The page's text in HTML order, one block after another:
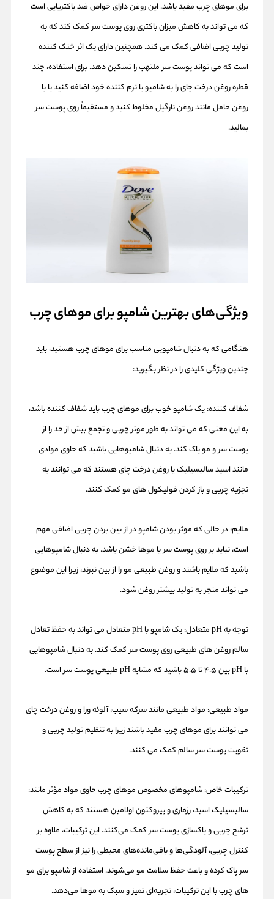
برای موهای چرب مفید باشد. این روغن دارای خواص ضد باکتریایی است
که می تواند به کاهش میزان باکتری روی پوست سر کمک کند که به
تولید چربی اضافی کمک می کند. همچنین دارای یک اثر خنک کننده
است که می تواند پوست سر ملتهب را تسکین دهد. برای استفاده، چند
قطره روغن درخت چای را به شامپو یا نرم کننده خود اضافه کنید یا با
روغن حامل مانند روغن نارگیل مخلوط کنید و مستقیماً روی پوست سر
بمالید.
ویژگی‌های بهترین شامپو برای موهای چرب
هنگامی که به دنبال شامپویی مناسب برای موهای چرب هستید، باید
چندین ویژگی کلیدی را در نظر بگیرید:
شفاف کننده: یک شامپو خوب برای موهای چرب باید شفاف کننده باشد،
به این معنی که می تواند به طور موثر چربی و تجمع بیش از حد را از
پوست سر و مو پاک کند. به دنبال شامپوهایی باشید که حاوی موادی
مانند اسید سالیسیلیک یا روغن درخت چای هستند که می توانند به
تجزیه چربی و باز کردن فولیکول های مو کمک کنند.
ملایم: در حالی که موثر بودن شامپو در از بین بردن چربی اضافی مهم
است، نباید بر روی پوست سر یا موها خشن باشد. به دنبال شامپوهایی
باشید که ملایم باشند و روغن طبیعی مو را از بین نبرند، زیرا این موضوع
می تواند منجر به تولید بیشتر روغن شود.
توجه به pH متعادل: یک شامپو با pH متعادل می تواند به حفظ تعادل
سالم روغن های طبیعی روی پوست سر کمک کند. به دنبال شامپوهایی
با pH بین 4.5 تا 5.5 باشید که مشابه pH طبیعی پوست سر است.
مواد طبیعی: مواد طبیعی مانند سرکه سیب، آلوئه ورا و روغن درخت چای
می توانند برای موهای چرب مفید باشند زیرا به تنظیم تولید چربی و
تقویت پوست سر سالم کمک می کنند.
ترکیبات خاص: شامپوهای مخصوص موهای چرب حاوی مواد مؤثر مانند:
سالیسیلیک اسید، رزماری و پیروکتون اولامین هستند که به کاهش
ترشح چربی و پاکسازی پوست سر کمک می‌کنند. این ترکیبات، علاوه بر
کنترل چربی، آلودگی‌ها و باقی‌مانده‌های محیطی را نیز از سطح پوست
سر پاک کرده و باعث حفظ سلامت مو می‌شوند. استفاده از شامپو برای مو
های چرب با این ترکیبات، تجربه‌ای تمیز و سبک به موها می‌دهد.